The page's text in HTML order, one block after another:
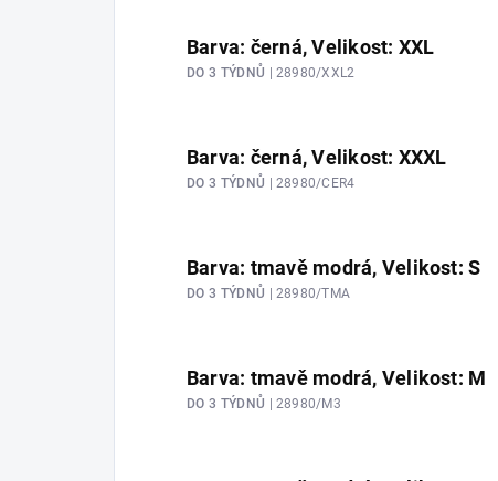
Barva: černá, Velikost: XXL
DO 3 TÝDNŮ | 28980/XXL2
Barva: černá, Velikost: XXXL
DO 3 TÝDNŮ | 28980/CER4
Barva: tmavě modrá, Velikost: S
DO 3 TÝDNŮ | 28980/TMA
Barva: tmavě modrá, Velikost: M
DO 3 TÝDNŮ | 28980/M3